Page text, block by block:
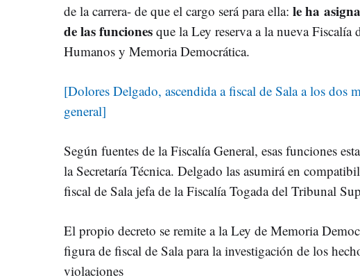
de la carrera- de que el cargo será para ella: le ha
de las funciones que la Ley reserva a la nueva Fiscalía
Humanos y Memoria Democrática.
[Dolores Delgado, ascendida a fiscal de Sala a los dos
general]
Según fuentes de la Fiscalía General, esas funciones
la Secretaría Técnica. Delgado las asumirá en
fiscal de Sala jefa de la Fiscalía Togada del Tribunal
El propio decreto se remite a la Ley de Memoria
figura de fiscal de Sala para la investigación de los
violaciones